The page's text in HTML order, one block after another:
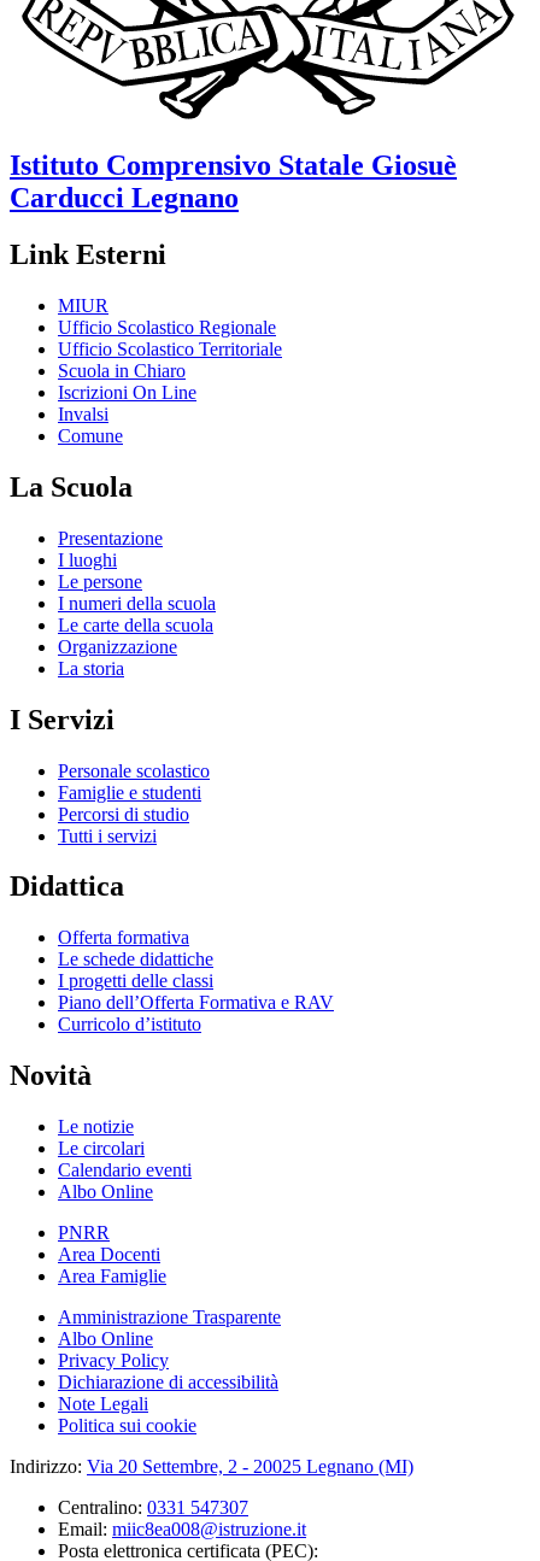
Istituto Comprensivo Statale Giosuè
Carducci Legnano
Link Esterni
MIUR
Ufficio Scolastico Regionale
Ufficio Scolastico Territoriale
Scuola in Chiaro
Iscrizioni On Line
Invalsi
Comune
La Scuola
Presentazione
I luoghi
Le persone
I numeri della scuola
Le carte della scuola
Organizzazione
La storia
I Servizi
Personale scolastico
Famiglie e studenti
Percorsi di studio
Tutti i servizi
Didattica
Offerta formativa
Le schede didattiche
I progetti delle classi
Piano dell’Offerta Formativa e RAV
Curricolo d’istituto
Novità
Le notizie
Le circolari
Calendario eventi
Albo Online
PNRR
Area Docenti
Area Famiglie
Amministrazione Trasparente
Albo Online
Privacy Policy
Dichiarazione di accessibilità
Note Legali
Politica sui cookie
Indirizzo: Via 20 Settembre, 2 - 20025 Legnano (MI)
Centralino: 0331 547307
Email: miic8ea008@istruzione.it
Posta elettronica certificata (PEC):